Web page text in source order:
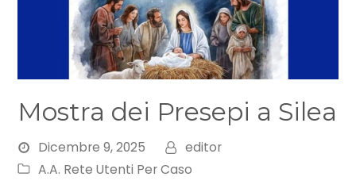
Mostra dei Presepi a Silea
Dicembre 9, 2025
editor
A.A. Rete Utenti Per Caso